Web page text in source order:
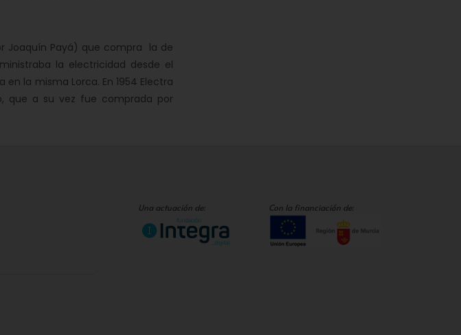
Joaquín Payá) que compra la de
la electricidad desde el
la misma Lorca. En 1954 Electra
que a su vez fue comprada por
Una actuación de: Con la financiación de: